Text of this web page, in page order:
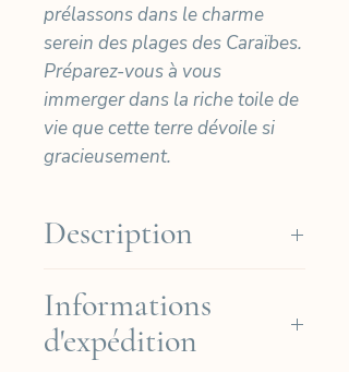
prélassons dans le charme
serein des plages des Caraïbes.
Préparez-vous à vous
immerger dans la riche toile de
vie que cette terre dévoile si
gracieusement.
Description
à la main sur du papier Arches
Platine de haute qualité (Coton
310gr) puis signés et
Informations
d'expédition